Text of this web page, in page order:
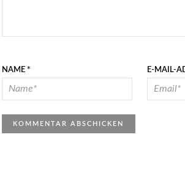
NAME * E-MAIL-